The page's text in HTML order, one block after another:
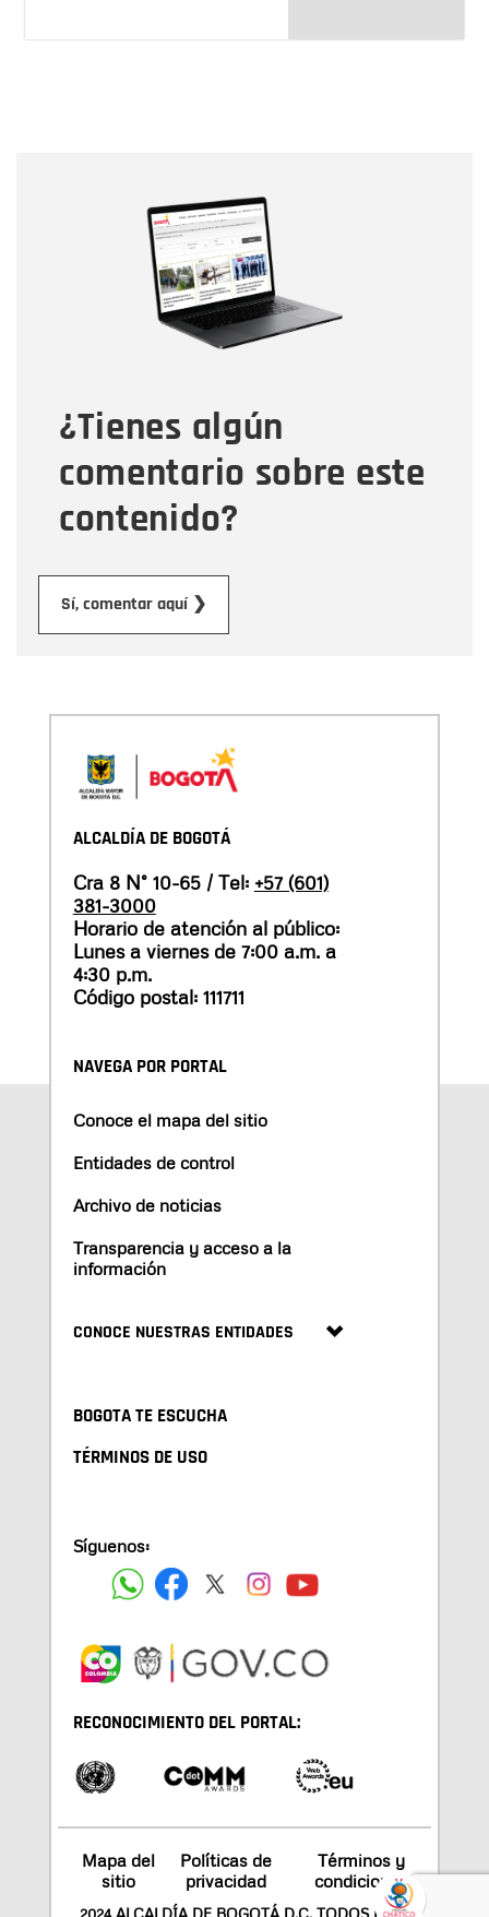
¿Tienes algún
comentario sobre este
contenido?
Sí, comentar aquí ❯
Correo electrónico
Tipo de comentario
Mensaje
ALCALDÍA DE BOGOTÁ
Cra 8 N° 10-65 / Tel: +57 (601)
381-3000
Horario de atención al público:
Lunes a viernes de 7:00 a.m. a
4:30 p.m.
Código postal: 111711
NAVEGA POR PORTAL
Conoce el mapa del sitio
Entidades de control
Archivo de noticias
Transparencia y acceso a la
información
CONOCE NUESTRAS ENTIDADES
BOGOTA TE ESCUCHA
TÉRMINOS DE USO
Síguenos:
RECONOCIMIENTO DEL PORTAL:
Mapa del
sitio
Políticas de
privacidad
Términos y
condiciones